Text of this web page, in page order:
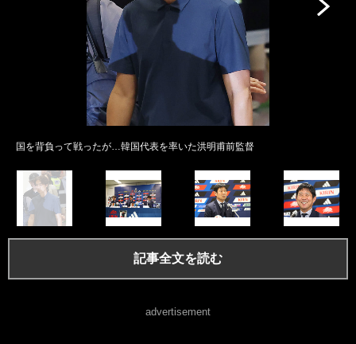
国を背負って戦ったが…韓国代表を率いた洪明甫前監督
記事全文を読む
advertisement